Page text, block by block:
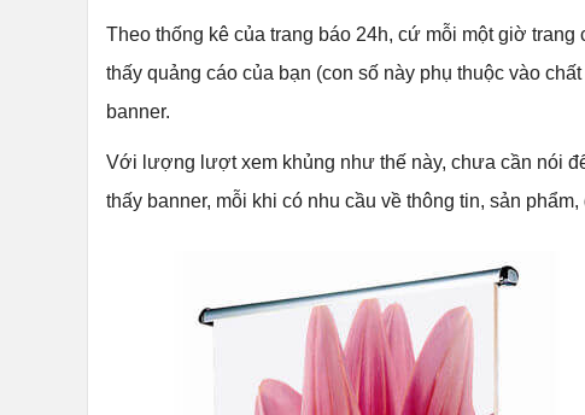
Theo thống kê của trang báo 24h, cứ mỗi một giờ
thấy quảng cáo của bạn (con số này phụ thuộc vào
banner.
Với lượng lượt xem khủng như thế này, chưa cần nói
thấy banner, mỗi khi có nhu cầu về thông tin, sản